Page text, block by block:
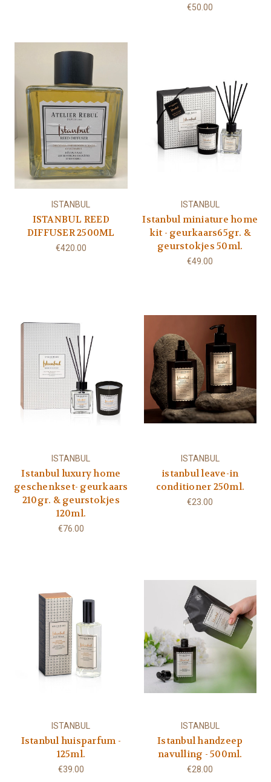
€50.00
ISTANBUL
ISTANBUL REED
DIFFUSER 2500ML
€420.00
ISTANBUL
Istanbul miniature home
kit - geurkaars65gr. &
geurstokjes 50ml.
€49.00
ISTANBUL
Istanbul luxury home
geschenkset- geurkaars
210gr. & geurstokjes
120ml.
€76.00
ISTANBUL
istanbul leave-in
conditioner 250ml.
€23.00
ISTANBUL
Istanbul huisparfum -
125ml.
€39.00
ISTANBUL
Istanbul handzeep
navulling - 500ml.
€28.00